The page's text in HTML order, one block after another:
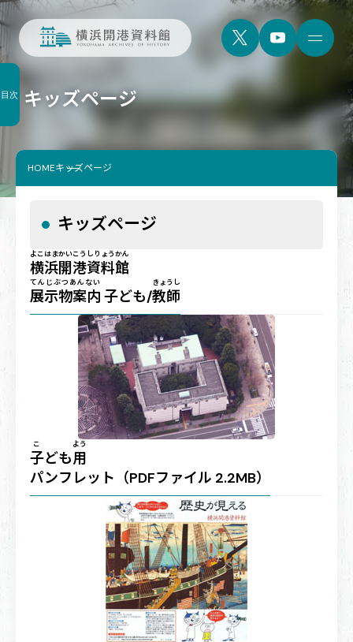
キッズページ
HOMEキッズページ
キッズページ
横浜開港資料館
よこはまかいこうしりょうかん
展示物案内
てんじぶつあんない
子ども/教師
きょうし
子
こ
ども用
よう
パンフレット（PDFファイル 2.2MB）
目次